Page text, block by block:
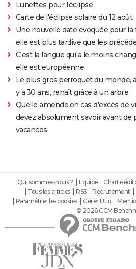
Lunettes pour l'éclipse
Carte de l'éclipse solaire du 12 août
Une nouvelle date évoquée pour la
elle est plus tardive que les
C'est la langue qui a le moins
elle est européenne
Le plus gros perroquet du monde,
y a 30 ans, renaît grâce à un arbre
Quelle amende en cas d'excès de
devez absolument savoir avant de
vacances
Qui sommes-nous ? Equipe Charte
Tous les articles
RSS Recrutement
Paramétrer les cookies
Gérer Utiq
© 2026 CCM